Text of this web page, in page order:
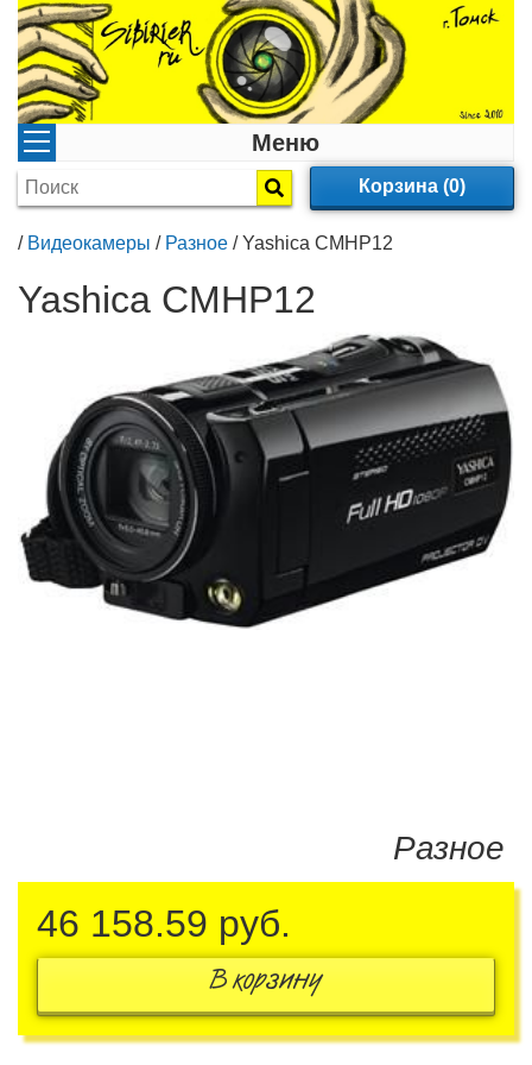
Меню
Корзина (0)
/ Видеокамеры / Разное /Yashica CMHP12
Yashica CMHP12
Разное
46 158.59 руб.
В корзину